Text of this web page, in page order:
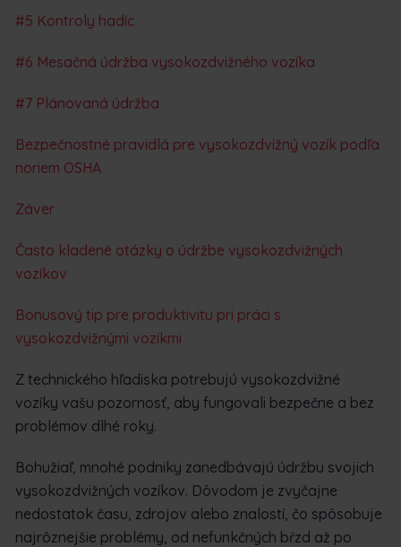
#5 Kontroly hadíc
#6 Mesačná údržba vysokozdvižného vozíka
#7 Plánovaná údržba
Bezpečnostné pravidlá pre vysokozdvižný vozík podľa
noriem OSHA
Záver
Často kladené otázky o údržbe vysokozdvižných
vozíkov
Bonusový tip pre produktivitu pri práci s
vysokozdvižnými vozíkmi
Z technického hľadiska potrebujú vysokozdvižné
vozíky vašu pozornosť, aby fungovali bezpečne a bez
problémov dlhé roky.
Bohužiaľ, mnohé podniky zanedbávajú údržbu svojich
vysokozdvižných vozíkov. Dôvodom je zvyčajne
nedostatok času, zdrojov alebo znalostí, čo spôsobuje
najrôznejšie problémy, od nefunkčných bŕzd až po